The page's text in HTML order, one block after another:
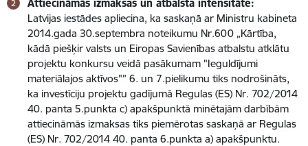
Attiecināmās izmaksas un atbalsta intensitāte:
Latvijas iestādes apliecina, ka saskaņā ar Ministru kabineta
2014.gada 30.septembra noteikumu Nr.600 „Kārtība,
kādā piešķir valsts un Eiropas Savienības atbalstu atklātu
projektu konkursu veidā pasākumam "Ieguldījumi
materiālajos aktīvos"” 6. un 7.pielikumu tiks nodrošināts,
ka investīciju projektu gadījumā Regulas (ES) Nr. 702/2014
40. panta 5.punkta c) apakšpunktā minētajām darbībām
attiecināmās izmaksas tiks piemērotas saskaņā ar Regulas
(ES) Nr. 702/2014 40. panta 6.punkta a) apakšpunktu.